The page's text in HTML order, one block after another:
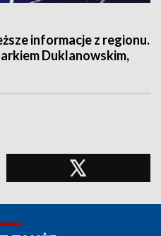
informacje z regionu.
Duklanowskim,